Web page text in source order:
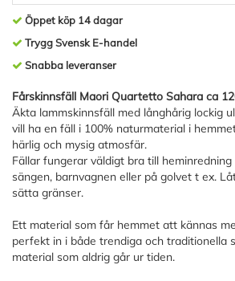
Öppet köp 14 dagar
Trygg Svensk E-handel
Snabba leveranser
Fårskinnsfäll Maori Quartetto Sahara ca
Äkta lammskinnsfäll med långhårig lockig
vill ha en fäll i 100% naturmaterial i
härlig och mysig atmosfär.
Fällar fungerar väldigt bra till
sängen, barnvagnen eller på golvet t ex.
sätta gränser.
Ett material som får hemmet att kännas
perfekt in i både trendiga och traditionella
material som aldrig går ur tiden.